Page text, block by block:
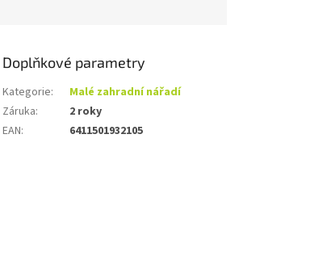
Doplňkové parametry
Kategorie:
Malé zahradní nářadí
Záruka:
2 roky
EAN: 6411501932105